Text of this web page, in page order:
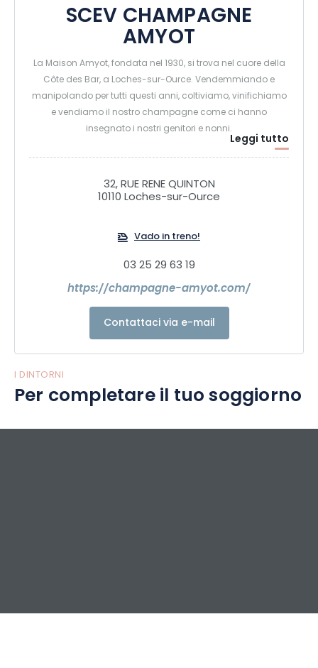
SCEV CHAMPAGNE
AMYOT
La Maison Amyot, fondata nel 1930, si trova nel cuore della
Côte des Bar, a Loches-sur-Ource. Vendemmiando e
manipolando per tutti questi anni, coltiviamo, vinifichiamo
e vendiamo il nostro champagne come ci hanno
insegnato i nostri genitori e nonni.
È soprattutto la condivisione di una passione, di un know-
how trasmesso di generazione in generazione.
Preoccupati dell'impronta ecologica che lasciamo, la
nostra tenuta di 20 ettari è certificata ad alto valore
lieti di accogliervi nella nostra cantina per condividere un
momento di convivialità durante una visita in cantina, una
degustazione o un picnic.
Leggi tutto
32, RUE RENE QUINTON
10110 Loches-sur-Ource
Vado in treno!
03 25 29 63 19
https://champagne-amyot.com/
Contattaci via e-mail
I DINTORNI
Per completare il tuo soggiorno